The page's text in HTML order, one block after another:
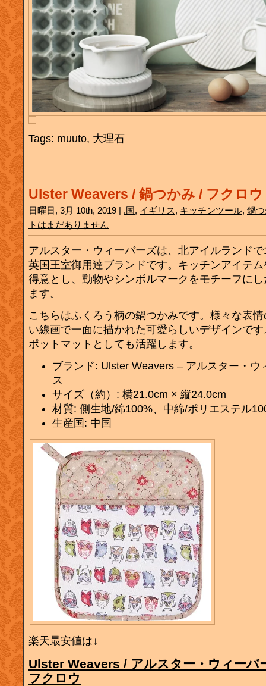
Tags: muuto, 大理石
Ulster Weavers / 鍋つかみ / フクロウ
日曜日, 3月 10th, 2019 | .国, イギリス, キッチンツール, 鍋
トはまだありません
アルスター・ウィーバーズは、北アイルランド
英国王室御用達ブランドです。キッチンアイテ
得意とし、動物やシンボルマークをモチーフに
ます。
こちらはふくろう柄の鍋つかみです。様々な表
い線画で一面に描かれた可愛らしいデザインで
ポットマットとしても活躍します。
ブランド: Ulster Weavers – アルスター・ウ
ス
サイズ（約）: 横21.0cm × 縦24.0cm
材質: 側生地/綿100%、中綿/ポリエステル
生産国: 中国
楽天最安値は↓
Ulster Weavers / アルスター・ウィーバ
フクロウ